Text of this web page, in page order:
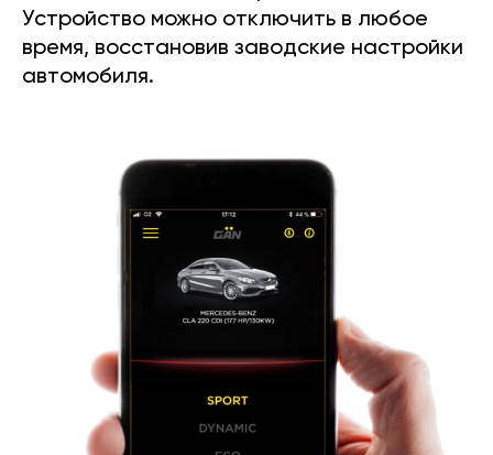
Устройство можно отключить в любое
время, восстановив заводские настройки
автомобиля.